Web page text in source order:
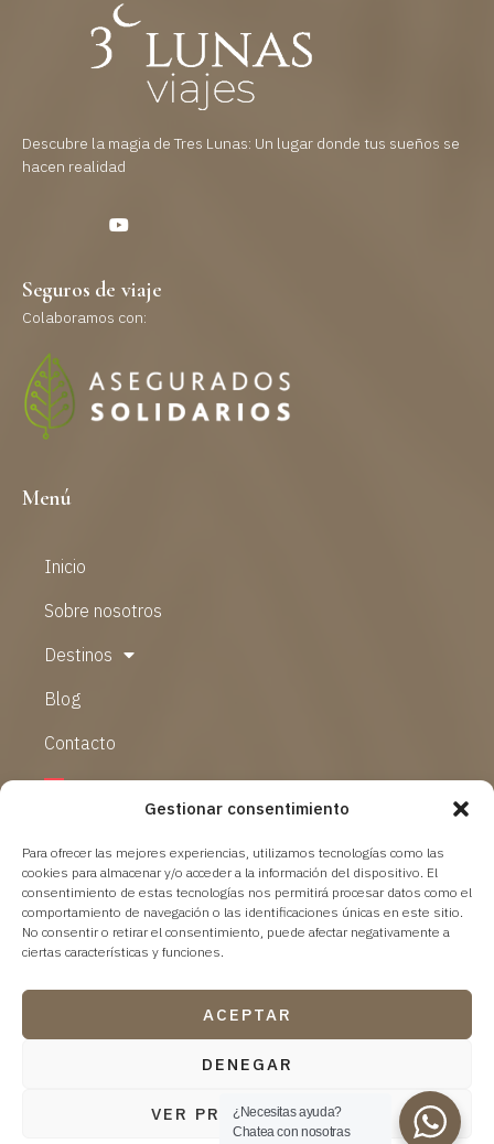
Gestionar consentimiento
Para ofrecer las mejores experiencias, utilizamos tecnologías como las
cookies para almacenar y/o acceder a la información del dispositivo. El
consentimiento de estas tecnologías nos permitirá procesar datos como el
comportamiento de navegación o las identificaciones únicas en este sitio.
No consentir o retirar el consentimiento, puede afectar negativamente a
ciertas características y funciones.
ACEPTAR
DENEGAR
VER PREFERENCIAS
Descubre la magia de Tres Lunas: Un lugar donde tus sueños se
hacen realidad
Seguros de viaje
Colaboramos con:
Menú
Inicio
Sobre nosotros
Destinos
Blog
Contacto
@ 2024 Tres Lunas Viajes. Todos los derechos reservados.
Política de Privacidad– Política de cookies
marlon branding
¿Necesitas ayuda?
Chatea con nosotras